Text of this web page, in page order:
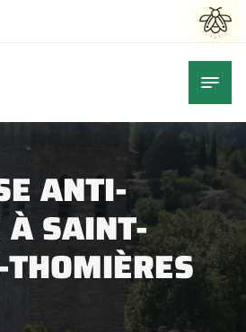
ANTI-
À SAINT-